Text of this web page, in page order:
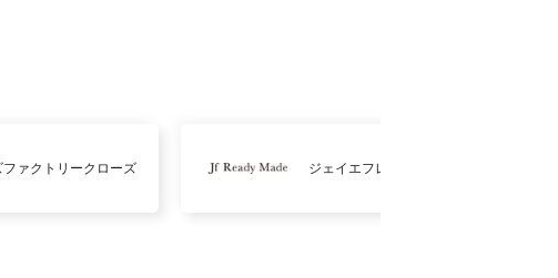
ファクトリークローズ ジェイエフレディメイド